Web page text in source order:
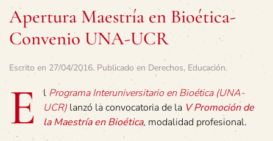
Apertura Maestría en Bioética-
Convenio UNA-UCR
Escrito en 27/04/2016. Publicado en Derechos, Educación.
E l Programa Interuniversitario en Bioética (UNA-
UCR) lanzó la convocatoria de la V Promoción de
la Maestría en Bioética, modalidad profesional.